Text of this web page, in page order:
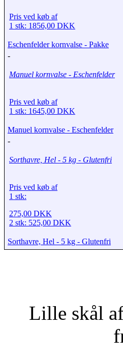
Pris ved køb af
1 stk: 1856,00 DKK
Eschenfelder kornvalse - Pakke
-
Manuel kornvalse - Eschenfelder
Pris ved køb af
1 stk: 1645,00 DKK
Manuel kornvalse - Eschenfelder
-
Sorthavre, Hel - 5 kg - Glutenfri
Pris ved køb af
1 stk:
275,00 DKK
2 stk: 525,00 DKK
Sorthavre, Hel - 5 kg - Glutenfri
Lille skål